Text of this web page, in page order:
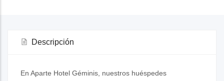
Descripción
En Aparte Hotel Géminis, nuestros huéspedes